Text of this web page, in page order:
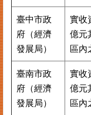
臺中市政
府（經濟
發展局）
實收
億元
區內
臺南市政
府（經濟
發展局）
實收
億元
區內